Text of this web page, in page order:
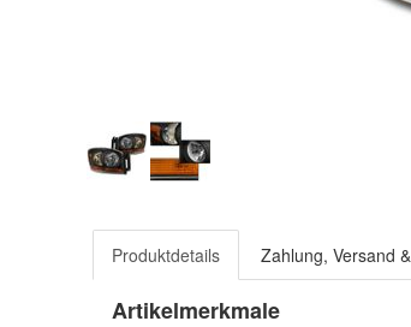
Produktdetails Zahlung, Versand
Artikelmerkmale